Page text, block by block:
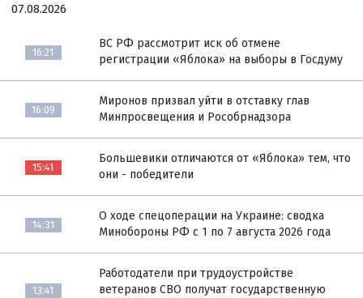
07.08.2026
16:21
ВС РФ рассмотрит иск об отмене
регистрации «Яблока» на выборы в Госдуму
16:09
Миронов призвал уйти в отставку глав
Минпросвещения и Рособрнадзора
15:41
Большевики отличаются от «Яблока» тем, что
они - победители
14:31
О ходе спецоперации на Украине: сводка
Минобороны РФ с 1 по 7 августа 2026 года
13:41
Работодатели при трудоустройстве
ветеранов СВО получат государственную